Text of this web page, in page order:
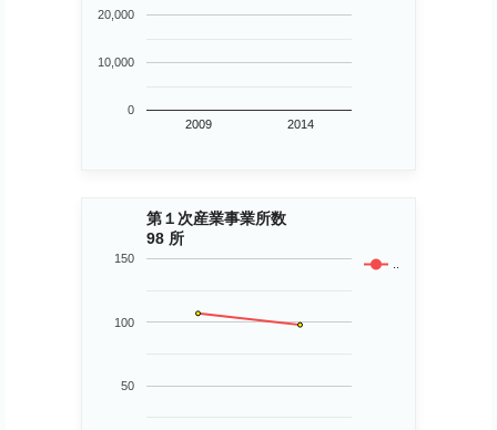
2009 2014
0
10,000
20,000
第１次産業事業所数
98 所
..
50
100
150